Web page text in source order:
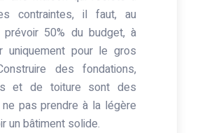
contraintes, il faut, au
prévoir 50% du budget, à
uniquement pour le gros
des fondations,
et de toiture sont des
pas prendre à la légère
un bâtiment solide.